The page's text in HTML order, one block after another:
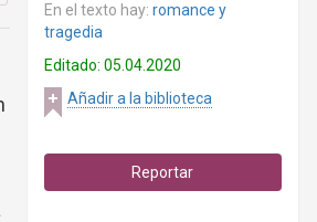
En el texto hay: romance y
tragedia
Editado: 05.04.2020
Añadir a la biblioteca
Reportar